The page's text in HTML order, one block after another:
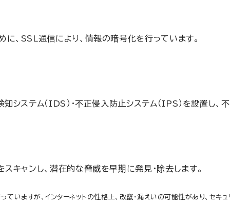
、SSL通信により、情報の暗号化を行っています。
システム（IDS）・不正侵入防止システム（IPS）を設置し、
キャンし、潜在的な脅威を早期に発見・除去します。
いますが、インターネットの性格上、改竄・漏えいの可能性があり、セ